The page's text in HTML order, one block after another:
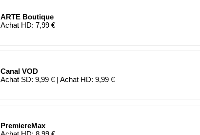
ARTE Boutique
Achat HD: 7,99 €
Canal VOD
Achat SD: 9,99 € | Achat HD: 9,99 €
PremiereMax